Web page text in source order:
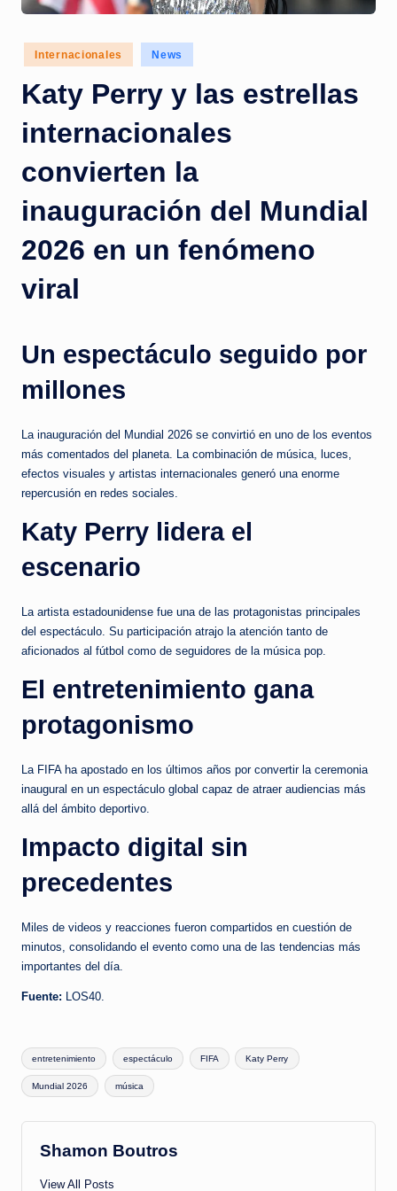
c
i
a
s
a
i
n
s
a
t
e
Posted
in
Internacionales News
Katy Perry y las estrellas
internacionales
convierten la
inauguración del Mundial
2026 en un fenómeno
viral
Un espectáculo seguido por
millones
La inauguración del Mundial 2026 se convirtió en uno de los eventos
más comentados del planeta. La combinación de música, luces,
efectos visuales y artistas internacionales generó una enorme
repercusión en redes sociales.
Katy Perry lidera el
escenario
La artista estadounidense fue una de las protagonistas principales
del espectáculo. Su participación atrajo la atención tanto de
aficionados al fútbol como de seguidores de la música pop.
El entretenimiento gana
protagonismo
La FIFA ha apostado en los últimos años por convertir la ceremonia
inaugural en un espectáculo global capaz de atraer audiencias más
allá del ámbito deportivo.
Impacto digital sin
precedentes
Miles de videos y reacciones fueron compartidos en cuestión de
minutos, consolidando el evento como una de las tendencias más
importantes del día.
Fuente: LOS40.
Tags:
entretenimiento espectáculo FIFA Katy Perry
Mundial 2026 música
Shamon Boutros
View All Posts